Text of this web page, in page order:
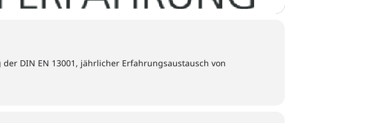
DIN EN 13001, jährlicher Erfahrungsaustausch von